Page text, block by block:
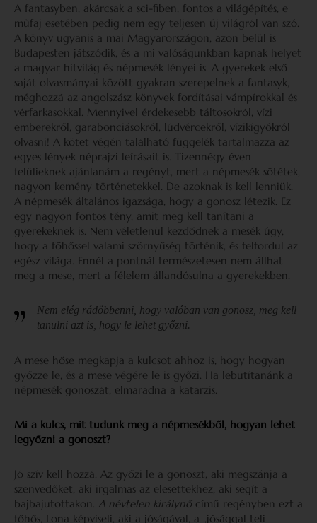
A fantasyben, akárcsak a sci-fiben, fontos a világépítés, e
műfaj esetében pedig nem egy teljesen új világról van szó.
A könyv ugyanis a mai Magyarországon, azon belül is
Budapesten játszódik, és a mi valóságunkban kapnak helyet
a magyar hitvilág és népmesék lényei is. A gyerekek első
saját olvasmányai között gyakran szerepelnek a fantasyk,
méghozzá az angolszász könyvek fordításai vámpírokkal és
vérfarkasokkal. Mennyivel érdekesebb táltosokról, vízi
emberekről, garabonciásokról, lúdvércekről, vízikígyókról
olvasni! A kötet végén található függelék tartalmazza az
egyes lények néprajzi leírásait is. Tizennégy éven
felülieknek ajánlanám a regényt, mert a népmesék sötétek,
nagyon kemény történetekkel. De azoknak is kell lenniük.
A népmesék általános igazsága, hogy a gonosz létezik. Ez
egy nagyon fontos tény, amit meg kell tanítani a
gyerekeknek is. Nem véletlenül kezdődnek a mesék úgy,
hogy a főhőssel valami szörnyűség történik, és felfordul az
egész világa. Ennél a pontnál természetesen nem állhat
meg a mese, mert a félelem állandósulna a gyerekekben.
Nem elég rádöbbenni, hogy valóban van gonosz, meg kell
tanulni azt is, hogy le lehet győzni.
A mese hőse megkapja a kulcsot ahhoz is, hogy hogyan
győzze le, és a mese végére le is győzi. Ha lebutítanánk a
népmesék gonoszát, elmaradna a katarzis.
Mi a kulcs, mit tudunk meg a népmesékből, hogyan lehet
legyőzni a gonoszt?
Jó szív kell hozzá. Az győzi le a gonoszt, aki megszánja a
szenvedőket, aki irgalmas az elesettekhez, aki segít a
bajbajutottakon. A névtelen királynő című regényben ezt a
főhős, Lona képviseli, aki a jóságával, a „jósággal teli